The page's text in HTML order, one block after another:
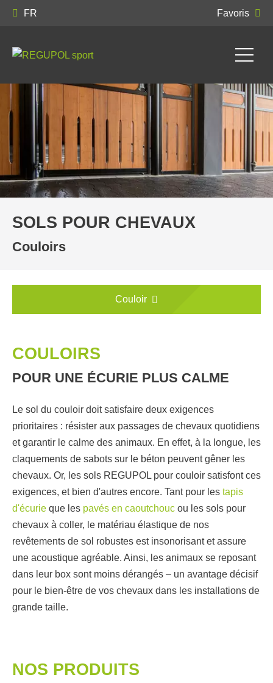
FR Favoris
SOLS POUR CHEVAUX
Couloirs
Couloir
COULOIRS
POUR UNE ÉCURIE PLUS CALME
Le sol du couloir doit satisfaire deux exigences
prioritaires : résister aux passages de chevaux quotidiens
et garantir le calme des animaux. En effet, à la longue, les
claquements de sabots sur le béton peuvent gêner les
chevaux. Or, les sols REGUPOL pour couloir satisfont ces
exigences, et bien d'autres encore. Tant pour les tapis
d'écurie que les pavés en caoutchouc ou les sols pour
chevaux à coller, le matériau élastique de nos
revêtements de sol robustes est insonorisant et assure
une acoustique agréable. Ainsi, les animaux se reposant
dans leur box sont moins dérangés – un avantage décisif
pour le bien-être de vos chevaux dans les installations de
grande taille.
NOS PRODUITS